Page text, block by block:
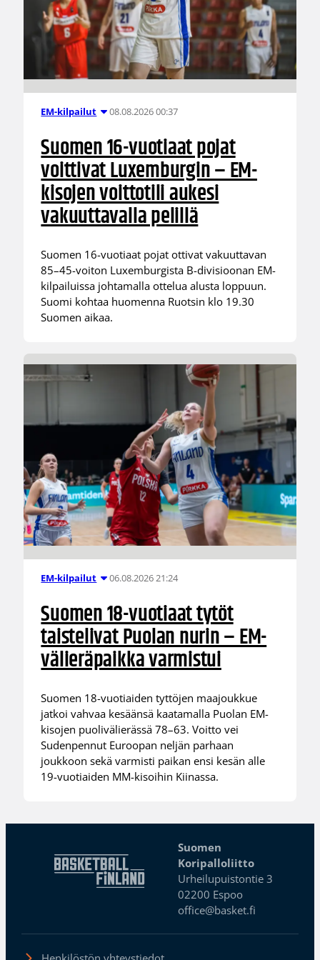
EM-kilpailut 08.08.2026 00:37
Suomen 16-vuotiaat pojat
voittivat Luxemburgin – EM-
kisojen voittotili aukesi
vakuuttavalla pelillä
Suomen 16-vuotiaat pojat ottivat vakuuttavan
85–45-voiton Luxemburgista B-divisioonan EM-
kilpailuissa johtamalla ottelua alusta loppuun.
Suomi kohtaa huomenna Ruotsin klo 19.30
Suomen aikaa.
EM-kilpailut 06.08.2026 21:24
Suomen 18-vuotiaat tytöt
taistelivat Puolan nurin – EM-
välieräpaikka varmistui
Suomen 18-vuotiaiden tyttöjen maajoukkue
jatkoi vahvaa kesäänsä kaatamalla Puolan EM-
kisojen puolivälierässä 78–63. Voitto vei
Sudenpennut Euroopan neljän parhaan
joukkoon sekä varmisti paikan ensi kesän alle
19-vuotiaiden MM-kisoihin Kiinassa.
Suomen
Koripalloliitto
Urheilupuistontie 3
02200 Espoo
office@basket.fi